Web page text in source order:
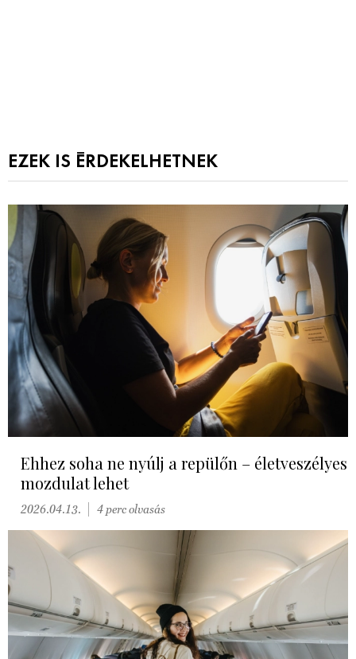
EZEK IS ÉRDEKELHETNEK
Ehhez soha ne nyúlj a repülőn – életveszélyes
mozdulat lehet
2026.04.13. 4 perc olvasás